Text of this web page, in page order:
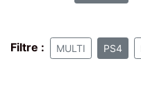
Filtre : MULTI PS4